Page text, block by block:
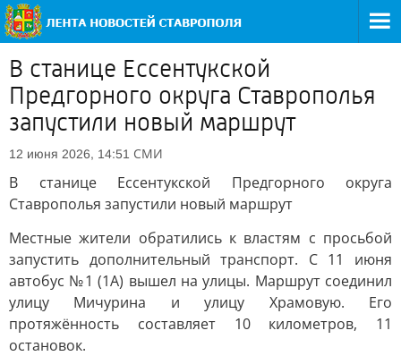
В станице Ессентукской
Предгорного округа Ставрополья
запустили новый маршрут
12 июня 2026, 14:51 СМИ
В станице Ессентукской Предгорного округа
Ставрополья запустили новый маршрут
Местные жители обратились к властям с просьбой
запустить дополнительный транспорт. С 11 июня
автобус №1 (1А) вышел на улицы. Маршрут соединил
улицу Мичурина и улицу Храмовую. Его
протяжённость составляет 10 километров, 11
остановок.